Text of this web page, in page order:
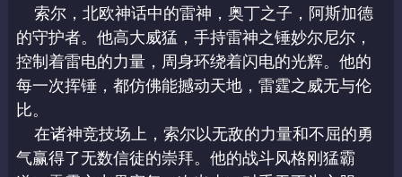
索尔，北欧神话中的雷神，奥丁之子，阿斯加德
的守护者。他高大威猛，手持雷神之锤妙尔尼尔，
控制着雷电的力量，周身环绕着闪电的光辉。他的
每一次挥锤，都仿佛能撼动天地，雷霆之威无与伦
比。
在诸神竞技场上，索尔以无敌的力量和不屈的勇
气赢得了无数信徒的崇拜。他的战斗风格刚猛霸